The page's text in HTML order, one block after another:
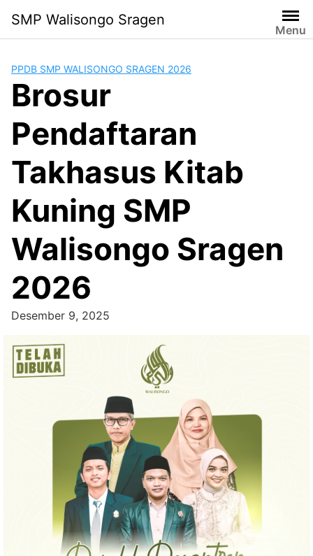
konten
SMP Walisongo Sragen
Menu
PPDB SMP WALISONGO SRAGEN 2026
Brosur
Pendaftaran
Takhasus Kitab
Kuning SMP
Walisongo Sragen
2026
Desember 9, 2025